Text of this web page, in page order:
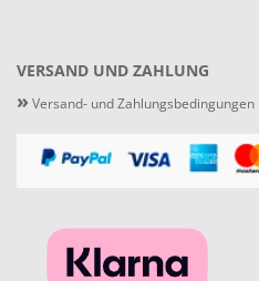
VERSAND UND ZAHLUNG
» Versand- und Zahlungsbedingungen